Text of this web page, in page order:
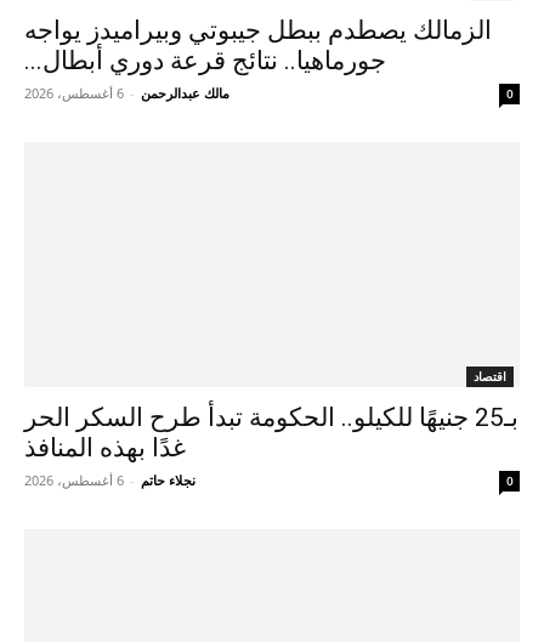
الزمالك يصطدم ببطل جيبوتي وبيراميدز يواجه
جورماهيا.. نتائج قرعة دوري أبطال...
مالك عبدالرحمن - 6 أغسطس، 2026 0
اقتصاد
بـ25 جنيهًا للكيلو.. الحكومة تبدأ طرح السكر الحر
غدًا بهذه المنافذ
نجلاء حاتم - 6 أغسطس، 2026 0